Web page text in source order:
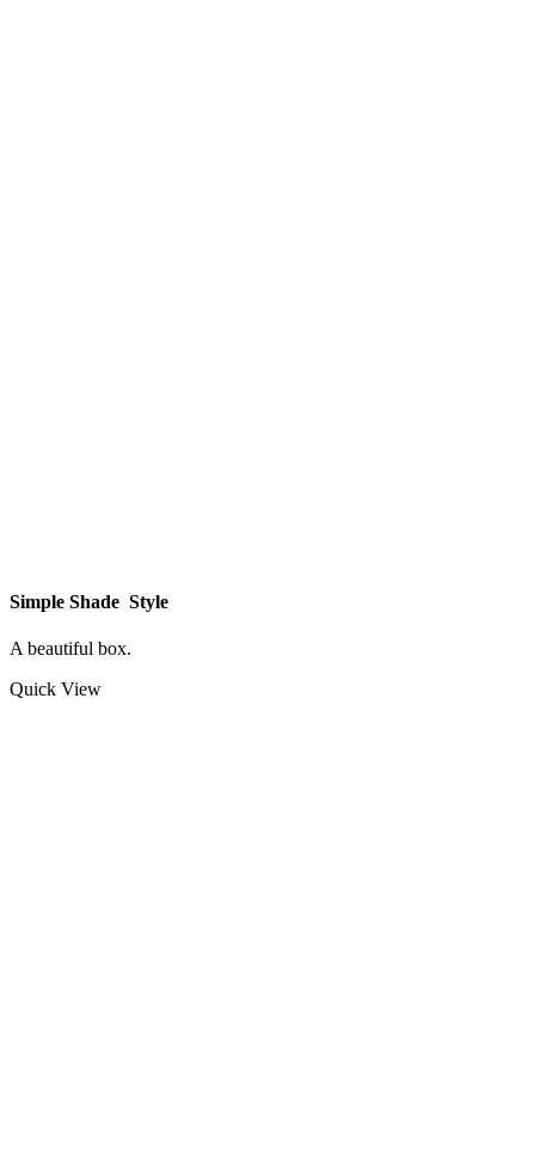
Simple Shade Style
A beautiful box.
Quick View